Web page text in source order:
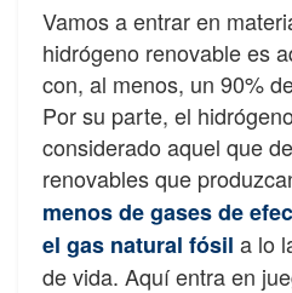
Vamos a entrar en
hidrógeno renovable es
con, al menos, un 90%
Por su parte, el
considerado aquel que
renovables que
menos de gases de
el gas natural fósil a lo
de vida. Aquí entra en